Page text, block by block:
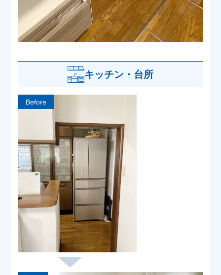
キッチン・台所
Before